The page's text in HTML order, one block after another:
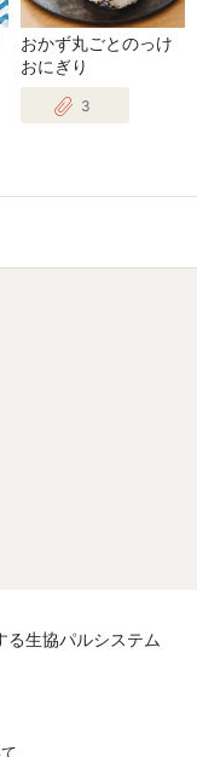
おかず丸ごとのっけ
おにぎり
3
る生協パルシステム